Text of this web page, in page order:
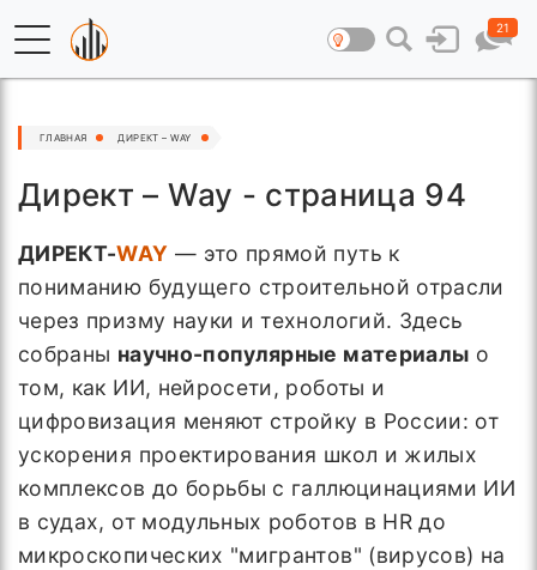
21
ГЛАВНАЯ ДИРЕКТ – WAY
Директ – Way - страница 94
ДИРЕКТ-WAY — это прямой путь к
пониманию будущего строительной отрасли
через призму науки и технологий. Здесь
собраны научно-популярные материалы о
том, как ИИ, нейросети, роботы и
цифровизация меняют стройку в России: от
ускорения проектирования школ и жилых
комплексов до борьбы с галлюцинациями ИИ
в судах, от модульных роботов в HR до
микроскопических "мигрантов" (вирусов) на